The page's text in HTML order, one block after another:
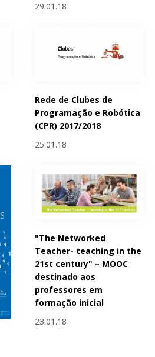
29.01.18
Rede de Clubes de
Programação e Robótica
(CPR) 2017/2018
25.01.18
"The Networked
Teacher- teaching in the
21st century" – MOOC
destinado aos
professores em
formação inicial
23.01.18